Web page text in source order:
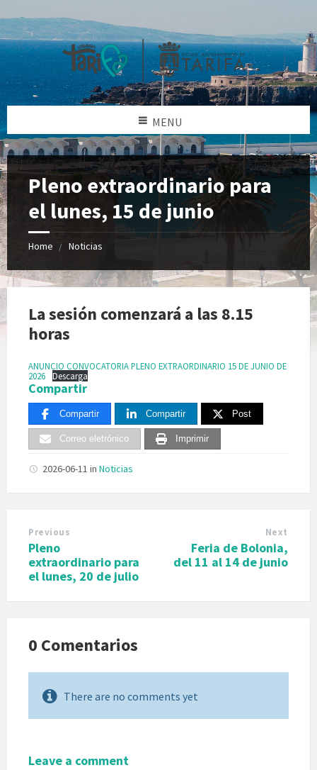
MENU
Pleno extraordinario para
el lunes, 15 de junio
Home Noticias
La sesión comenzará a las 8.15
horas
ANUNCIO CONVOCATORIA PLENO EXTRAORDINARIO 15 DE JUNIO DE
2026
Descarga
Compartir
Compartir Compartir Post
Correo eletrónico Imprimir
2026-06-11 in Noticias
Previous
Pleno
extraordinario para
el lunes, 20 de julio
Next
Feria de Bolonia,
del 11 al 14 de junio
0 Comentarios
There are no comments yet
Leave a comment